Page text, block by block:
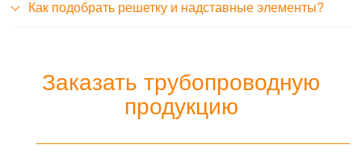
Как подобрать решетку и надставные элементы?
Заказать трубопроводную
продукцию